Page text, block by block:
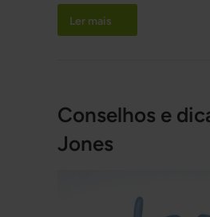
ficou “cinzenta”, que
neutro.
Ler mais
Conselhos e
Jones